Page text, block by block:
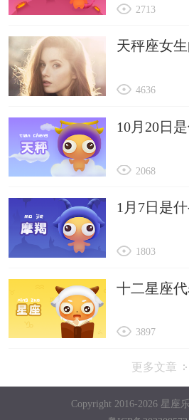
2713
天秤座女
4636
10月20日
2068
1月7日是
1803
十二星座
3897
更多文章
Copyright 2016-2026 星座